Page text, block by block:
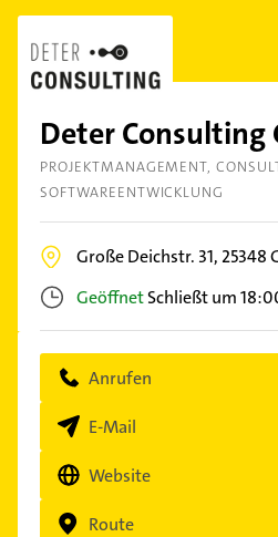
Deter Consulting
PROJEKTMANAGEMENT
SOFTWAREENTWICKLUNG
Große Deichstr. 31, 25348
GeöffnetSchließt um
Anrufen
E-Mail
Website
Route